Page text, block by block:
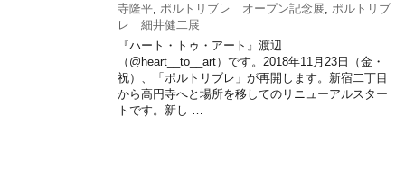
寺隆平 ポルトリブレ オープン記念展
ポルトリブ
レ 細井健二展
『ハート・トゥ・アート』渡辺
（@heart__to__art）です。2018年11月23日（金・
祝）、「ポルトリブレ」が再開します。新宿二丁目
から高円寺へと場所を移してのリニューアルスター
トです。新し …